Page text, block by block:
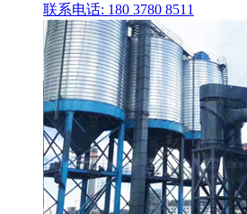
联系电话: 180 3780 8511